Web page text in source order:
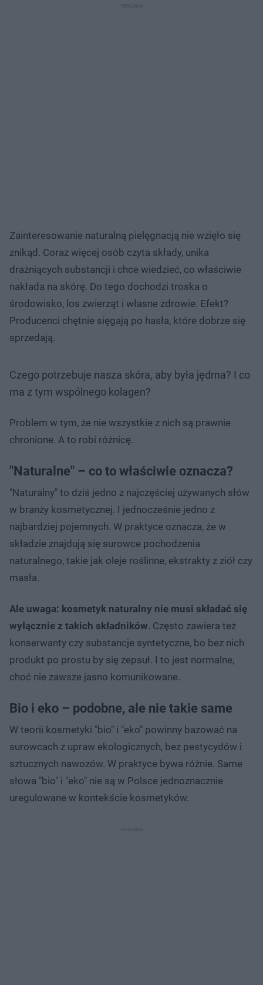
Zainteresowanie naturalną pielęgnacją nie wzięło się
znikąd. Coraz więcej osób czyta składy, unika
drażniących substancji i chce wiedzieć, co właściwie
nakłada na skórę. Do tego dochodzi troska o
środowisko, los zwierząt i własne zdrowie. Efekt?
Producenci chętnie sięgają po hasła, które dobrze się
sprzedają.
Czego potrzebuje nasza skóra, aby była jędrna? I co
ma z tym wspólnego kolagen?
Problem w tym, że nie wszystkie z nich są prawnie
chronione. A to robi różnicę.
"Naturalne" – co to właściwie oznacza?
"Naturalny" to dziś jedno z najczęściej używanych słów
w branży kosmetycznej. I jednocześnie jedno z
najbardziej pojemnych. W praktyce oznacza, że w
składzie znajdują się surowce pochodzenia
naturalnego, takie jak oleje roślinne, ekstrakty z ziół czy
masła.
Ale uwaga: kosmetyk naturalny nie musi składać się
wyłącznie z takich składników. Często zawiera też
konserwanty czy substancje syntetyczne, bo bez nich
produkt po prostu by się zepsuł. I to jest normalne,
choć nie zawsze jasno komunikowane.
Bio i eko – podobne, ale nie takie same
W teorii kosmetyki "bio" i "eko" powinny bazować na
surowcach z upraw ekologicznych, bez pestycydów i
sztucznych nawozów. W praktyce bywa różnie. Same
słowa "bio" i "eko" nie są w Polsce jednoznacznie
uregulowane w kontekście kosmetyków.